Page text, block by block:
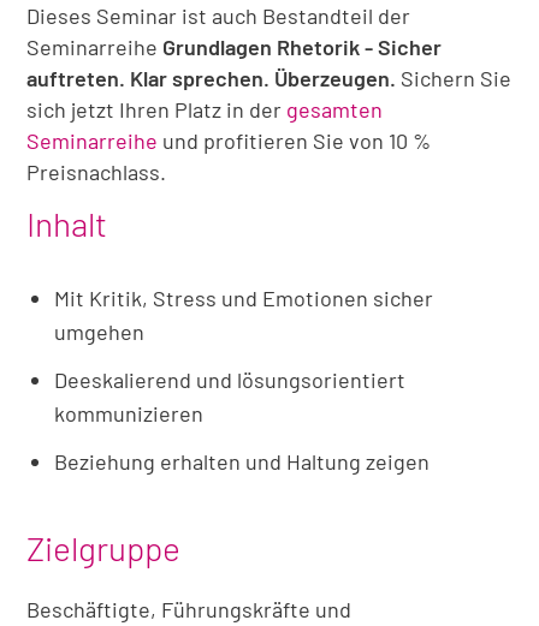
Dieses Seminar ist auch Bestandteil der
Seminarreihe Grundlagen Rhetorik - Sicher
auftreten. Klar sprechen. Überzeugen. Sichern Sie
sich jetzt Ihren Platz in der gesamten
Seminarreihe und profitieren Sie von 10 %
Preisnachlass.
Inhalt
Mit Kritik, Stress und Emotionen sicher
umgehen
Deeskalierend und lösungsorientiert
kommunizieren
Beziehung erhalten und Haltung zeigen
Zielgruppe
Beschäftigte, Führungskräfte und